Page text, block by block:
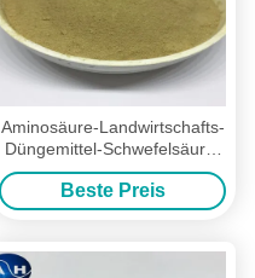
Aminosäure-Landwirtschafts-
Düngemittel-Schwefelsäure-
Hydrolyse ohne Chlor für
Tabacco-Ernten
Beste Preis